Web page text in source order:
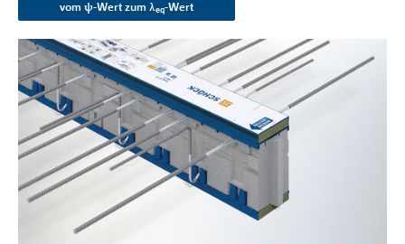
vom ψ-Wert zum λeq-Wert